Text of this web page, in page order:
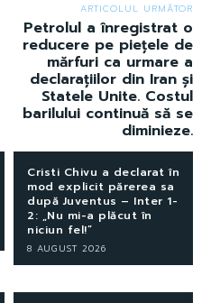
ARTICOLUL URMĂTOR
Petrolul a înregistrat o
reducere pe piețele de
mărfuri ca urmare a
declarațiilor din Iran și
Statele Unite. Costul
barilului continuă să se
diminieze.
Cristi Chivu a declarat în
mod explicit părerea sa
după Juventus – Inter 1-
2: „Nu mi-a plăcut în
niciun fel!”
8 AUGUST 2026